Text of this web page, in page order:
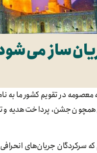
در تقویم کشور ما به
همچون جشن، پرداخت هدیه
سرکردگان جریان‌های